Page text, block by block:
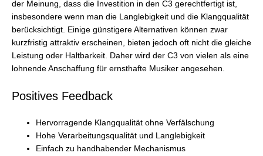
der Meinung, dass die Investition in den C3 gerechtfertigt ist,
insbesondere wenn man die Langlebigkeit und die Klangqualität
berücksichtigt. Einige günstigere Alternativen können zwar
kurzfristig attraktiv erscheinen, bieten jedoch oft nicht die gleiche
Leistung oder Haltbarkeit. Daher wird der C3 von vielen als eine
lohnende Anschaffung für ernsthafte Musiker angesehen.
Positives Feedback
Hervorragende Klangqualität ohne Verfälschung
Hohe Verarbeitungsqualität und Langlebigkeit
Einfach zu handhabender Mechanismus